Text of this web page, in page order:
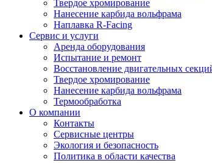
Твердое хромирование
Нанесение карбида вольфрама
Наплавка R-Facing
Сервис и услуги
Аренда оборудования
Испытание и ремонт
Восстановление двигательных
Твердое хромирование
Нанесение карбида вольфрама
Термообработка
О компании
Контакты
Сервисные центры
Экология и безопасность
Политика в области качества